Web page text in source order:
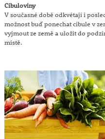
Cibuloviny
V současné době odkvétají i
možnost buď ponechat cibule v
vyjmout ze země a uložit do
místě.